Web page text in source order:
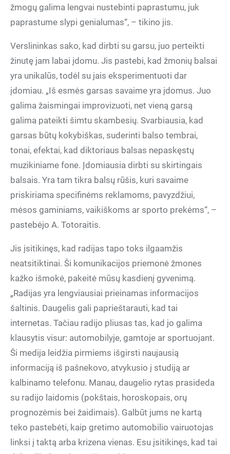
žmogų galima lengvai nustebinti paprastumu, juk
paprastume slypi genialumas“, – tikino jis.
Verslininkas sako, kad dirbti su garsu, juo perteikti
žinutę jam labai įdomu. Jis pastebi, kad žmonių balsai
yra unikalūs, todėl su jais eksperimentuoti dar
įdomiau. „Iš esmės garsas savaime yra įdomus. Juo
galima žaismingai improvizuoti, net vieną garsą
galima pateikti šimtu skambesių. Svarbiausia, kad
garsas būtų kokybiškas, suderinti balso tembrai,
tonai, efektai, kad diktoriaus balsas nepaskęstų
muzikiniame fone. Įdomiausia dirbti su skirtingais
balsais. Yra tam tikra balsų rūšis, kuri savaime
priskiriama specifinėms reklamoms, pavyzdžiui,
mėsos gaminiams, vaikiškoms ar sporto prekėms“, –
pastebėjo A. Totoraitis.
Jis įsitikinęs, kad radijas tapo toks ilgaamžis
neatsitiktinai. Ši komunikacijos priemonė žmones
kažko išmokė, pakeitė mūsų kasdienį gyvenimą.
„Radijas yra lengviausiai prieinamas informacijos
šaltinis. Daugelis gali paprieštarauti, kad tai
internetas. Tačiau radijo pliusas tas, kad jo galima
klausytis visur: automobilyje, gamtoje ar sportuojant.
Ši medija leidžia pirmiems išgirsti naujausią
informaciją iš pašnekovo, atvykusio į studiją ar
kalbinamo telefonu. Manau, daugelio rytas prasideda
su radijo laidomis (pokštais, horoskopais, orų
prognozėmis bei žaidimais). Galbūt jums ne kartą
teko pastebėti, kaip gretimo automobilio vairuotojas
linksi į taktą arba krizena vienas. Esu įsitikinęs, kad tai